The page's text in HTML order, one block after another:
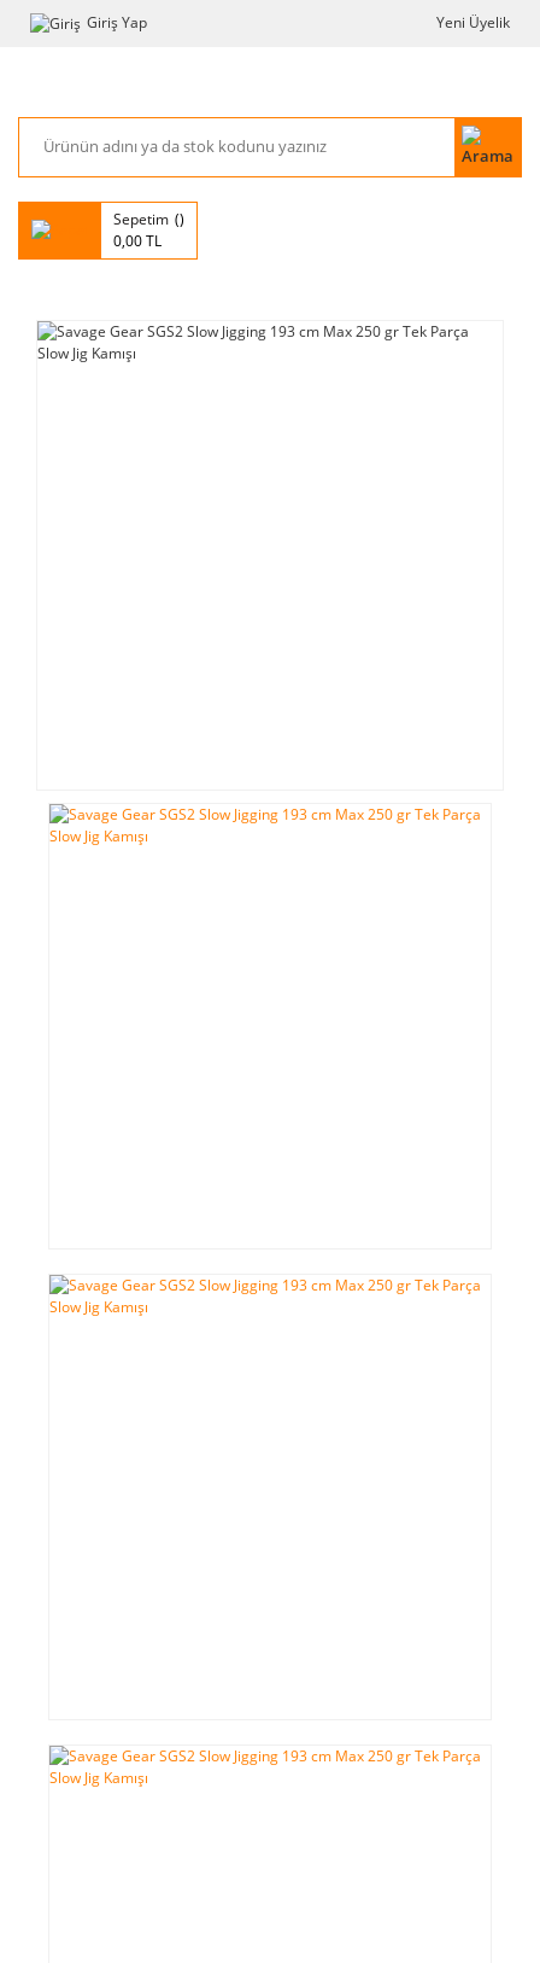
Giriş Yap Yeni Üyelik
Sepetim
0,00 TL